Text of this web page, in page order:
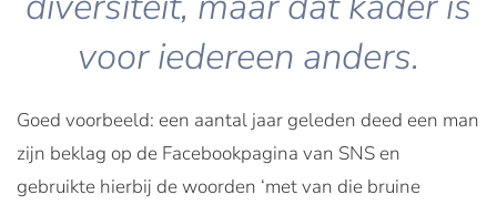
voor iedereen anders.
Goed voorbeeld: een aantal jaar geleden deed een man
zijn beklag op de Facebookpagina van SNS en
gebruikte hierbij de woorden ‘met van die bruine